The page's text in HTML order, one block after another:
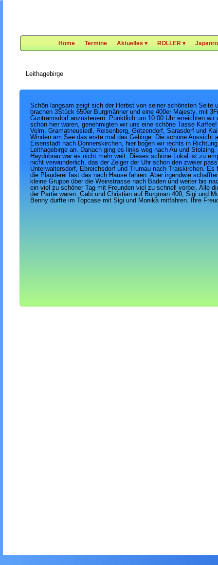
Home Termine Aktuelles ▾ ROLLER ▾
Leithagebirge
Schön langsam zeigt sich der Herbst von seiner schönsten Seite
brachen 3Stück 650er Burgmänner und eine 400er Majesty, mit
Guntramsdorf anzusteuern. Pünktlich um 10:00 Uhr erreichten
schon hier waren, genehmigten wir uns eine schöne Tasse
Velm, Gramatneusiedl, Reisenberg, Götzendorf, Sarasdorf und
Winden am See das erste mal das Gebirge. Die schöne
Eisenstadt nach Donnerskirchen, hier bogen wir rechts in
Leithagebirge an. Danach ging es links weg nach Au und
Haydnbräu war es nicht mehr weit. Dieses schöne Lokal ist zu
nicht verwunderlich, das der Zeiger der Uhr schon den zweier
Unterwaltersdorf, Ebreichsdorf und Trumau nach Traiskirchen.
die Plauderei fast das nach Hause fahren. Aber irgendwie
kleine Gruppe über die Weinstrasse nach Baden und weiter bis
ein viel zu schöner Tag mit Freunden viel zu schnell vorbei. Alle
der Partie waren: Gabi und Christian auf Burgman 400, Sigi und
Benny durfte im Topcase mit Sigi und Monika mitfahren. Ihre